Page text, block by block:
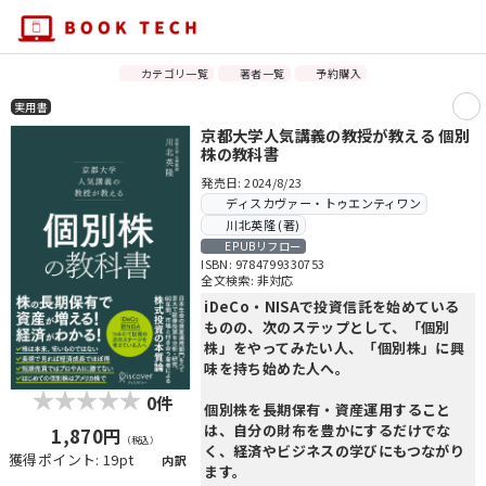
カテゴリ一覧 著者一覧 予約購入
実用書
0件
1,870円 （税込）
獲得ポイント: 19pt 内訳
京都大学人気講義の教授が教える 個別
株の教科書
発売日: 2024/8/23
ディスカヴァー・トゥエンティワン
川北英隆 (著)
EPUBリフロー
ISBN: 9784799330753
全文検索: 非対応
iDeCo・NISAで投資信託を始めている
ものの、次のステップとして、「個別
株」をやってみたい人、「個別株」に興
味を持ち始めた人へ。
個別株を長期保有・資産運用すること
は、自分の財布を豊かにするだけでな
く、経済やビジネスの学びにもつながり
ます。